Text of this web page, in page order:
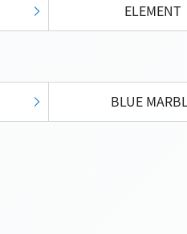
ELEMENT
BLUE